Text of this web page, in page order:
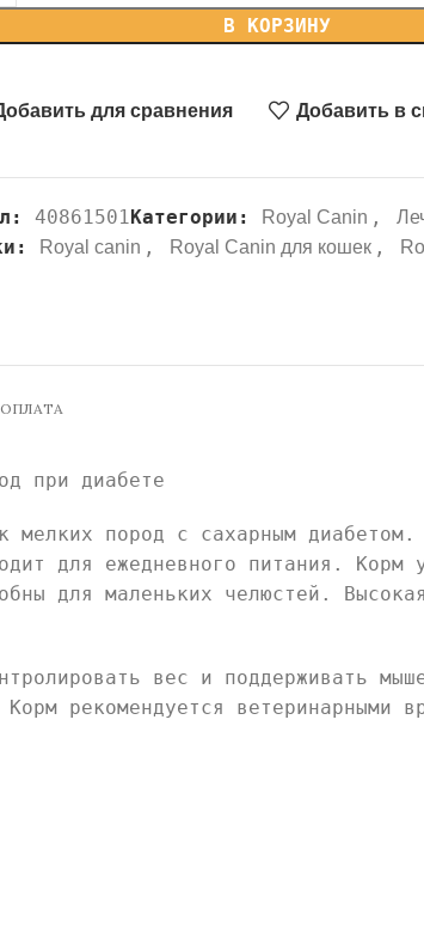
В КОРЗИНУ
для сравнения Добавить в
40861501Категории: Royal Canin ,
Royal canin , Royal Canin для кошек ,
при диабете
пород с сахарным диабетом.
для ежедневного питания. Корм
для маленьких челюстей.
вес и поддерживать
рекомендуется ветеринарными